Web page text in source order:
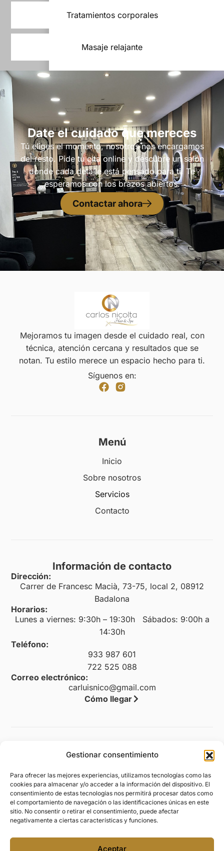
Gestionar consentimiento
Para ofrecer las mejores experiencias, utilizamos tecnologías como las
cookies para almacenar y/o acceder a la información del dispositivo. El
consentimiento de estas tecnologías nos permitirá procesar datos como
el comportamiento de navegación o las identificaciones únicas en este
sitio. No consentir o retirar el consentimiento, puede afectar
negativamente a ciertas características y funciones.
Aceptar
Tratamientos corporales
Masaje relajante
Date el cuidado que mereces
Tú eliges el momento, nosotros nos encargamos
del resto. Pide tu cita online y descubre un salón
donde cada detalle está pensado para ti. Te
esperamos con los brazos abiertos.
Contactar ahora
Mejoramos tu imagen desde el cuidado real, con
técnica, atención cercana y resultados que se
notan. Tu estilo merece un espacio hecho para ti.
Síguenos en:
Menú
Inicio
Sobre nosotros
Servicios
Contacto
Información de contacto
Dirección:
Carrer de Francesc Macià, 73-75, local 2, 08912
Badalona
Horarios:
Lunes a viernes: 9:30h – 19:30h Sábados: 9:00h a
14:30h
Teléfono:
933 987 601
722 525 088
Correo electrónico:
carluisnico@gmail.com
Cómo llegar
Política de privacidad
Política de cookies (UE)
Política de envíos y devoluciones